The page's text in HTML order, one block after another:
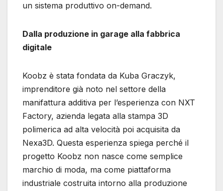
un sistema produttivo on-demand.
Dalla produzione in garage alla fabbrica
digitale
Koobz è stata fondata da Kuba Graczyk,
imprenditore già noto nel settore della
manifattura additiva per l’esperienza con NXT
Factory, azienda legata alla stampa 3D
polimerica ad alta velocità poi acquisita da
Nexa3D. Questa esperienza spiega perché il
progetto Koobz non nasce come semplice
marchio di moda, ma come piattaforma
industriale costruita intorno alla produzione